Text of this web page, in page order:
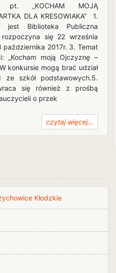
pt. „KOCHAM MOJĄ
DLA KRESOWIAKA” 1.
jest Biblioteka Publiczna
rozpoczyna się 22 września
2017r. 3. Temat
„Kocham moją Ojczyznę –
konkursie mogą brać udział
ze szkół podstawowych.5.
się również z prośbą
o przek
czytaj więcej...
Kłodzkie